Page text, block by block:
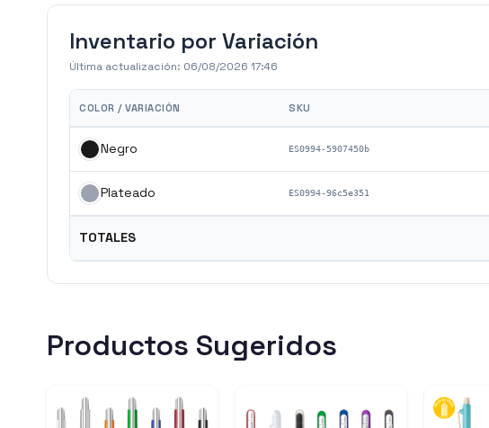
Inventario por Variación
Última actualización: 06/08/2026 17:46
COLOR / VARIACIÓN SKU
Negro ES0994-5907450b
Plateado ES0994-96c5e351
TOTALES
Productos Sugeridos